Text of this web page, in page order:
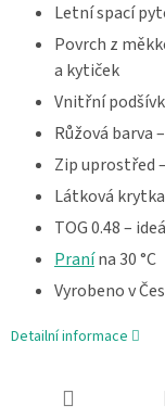
Letní spací
Povrch z
a kytiček
Vnitřní
Růžová barva
Zip uprostřed
Látková
TOG 0.48 –
Pranína 30 °C
Vyrobeno v
Detailní informace